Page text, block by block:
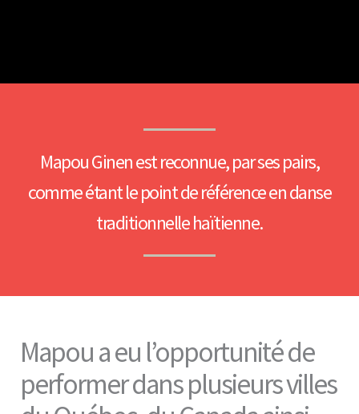
Mapou Ginen est reconnue, par ses pairs,
comme étant le point de référence en danse
traditionnelle haïtienne.
Mapou a eu l’opportunité de
performer dans plusieurs villes